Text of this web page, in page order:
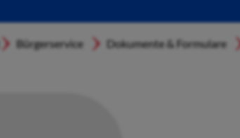
Bürgerservice Dokumente & Formulare